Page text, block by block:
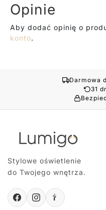
Opinie
Aby dodać opinię o
konto.
Darmowa
31
Stylowe oświetlenie
do Twojego wnętrza.